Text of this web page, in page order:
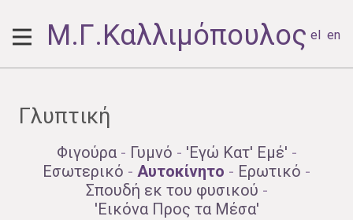
Μ.Γ.Καλλιμόπουλος el en
Γλυπτική
Φιγούρα- Γυμνό - 'Εγώ Κατ' Εμέ' -
Εσωτερικό - Αυτοκίνητο - Ερωτικό -
Σπουδή εκ του φυσικού -
'Εικόνα Προς τα Μέσα'